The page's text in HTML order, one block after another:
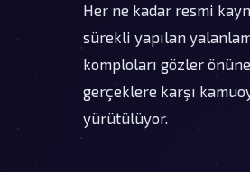
Her ne kadar resmi
sürekli yapılan
komploları gözler
gerçeklere karşı
yürütülüyor.